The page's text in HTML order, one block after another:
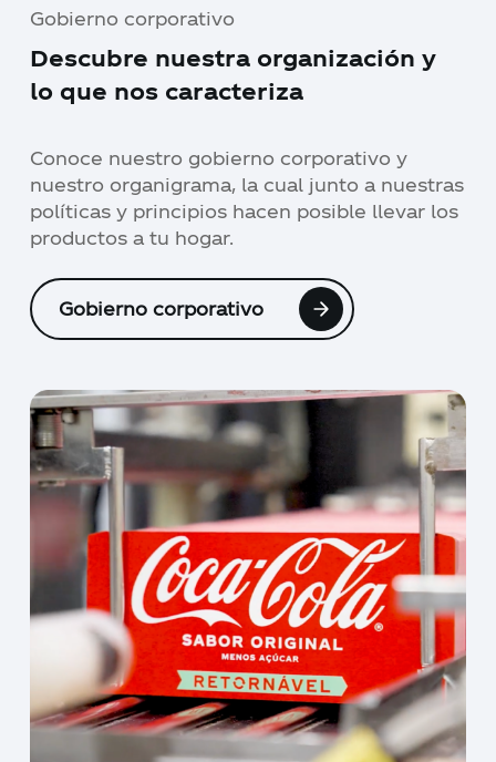
Gobierno corporativo
Descubre nuestra organización y
lo que nos caracteriza
Conoce nuestro gobierno corporativo y
nuestro organigrama, la cual junto a nuestras
políticas y principios hacen posible llevar los
productos a tu hogar.
Gobierno corporativo